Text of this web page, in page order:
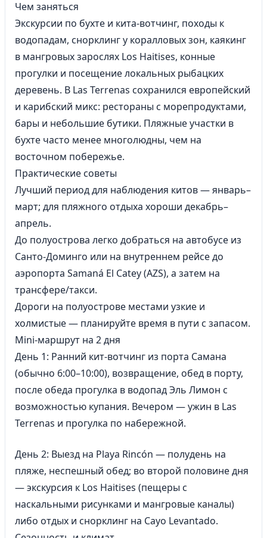
Чем заняться
Экскурсии по бухте и кита‑вотчинг, походы к
водопадам, снорклинг у коралловых зон, каякинг
в мангровых зарослях Los Haitises, конные
прогулки и посещение локальных рыбацких
деревень. В Las Terrenas сохранился европейский
и карибский микс: рестораны с морепродуктами,
бары и небольшие бутики. Пляжные участки в
бухте часто менее многолюдны, чем на
восточном побережье.
Практические советы
Лучший период для наблюдения китов — январь–
март; для пляжного отдыха хороши декабрь–
апрель.
До полуострова легко добраться на автобусе из
Санто‑Доминго или на внутреннем рейсе до
аэропорта Samaná El Catey (AZS), а затем на
трансфере/такси.
Дороги на полуострове местами узкие и
холмистые — планируйте время в пути с запасом.
Mini‑маршрут на 2 дня
День 1: Ранний кит‑вотчинг из порта Самана
(обычно 6:00–10:00), возвращение, обед в порту,
после обеда прогулка в водопад Эль Лимон с
возможностью купания. Вечером — ужин в Las
Terrenas и прогулка по набережной.
День 2: Выезд на Playa Rincón — полудень на
пляже, неспешный обед; во второй половине дня
— экскурсия к Los Haitises (пещеры с
наскальными рисунками и мангровые каналы)
либо отдых и снорклинг на Cayo Levantado.